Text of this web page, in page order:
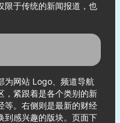
限于传统的新闻报道，也
为网站 Logo、频道导航
，紧跟着是各个类别的新
等。右侧则是最新的财经
到感兴趣的版块。页面下